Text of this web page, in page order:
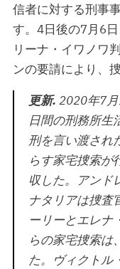
信者に対する刑事
す。4日後の7月6
リーナ・イワノワ
ンの要請により、
更新. 2020年7
日間の刑務所生
刑を言い渡され
らす家宅捜索が
収した。アンド
ナタリアは捜査
ーリーとエレナ
らの家宅捜索は
た。ヴィクトル